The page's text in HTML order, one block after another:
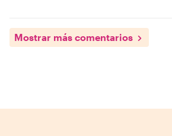
Mostrar más comentarios